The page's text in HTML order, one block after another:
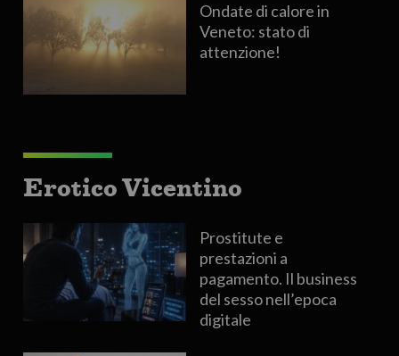
Ondate di calore in
Veneto: stato di
attenzione!
Erotico Vicentino
Prostitute e
prestazioni a
pagamento. Il business
del sesso nell’epoca
digitale